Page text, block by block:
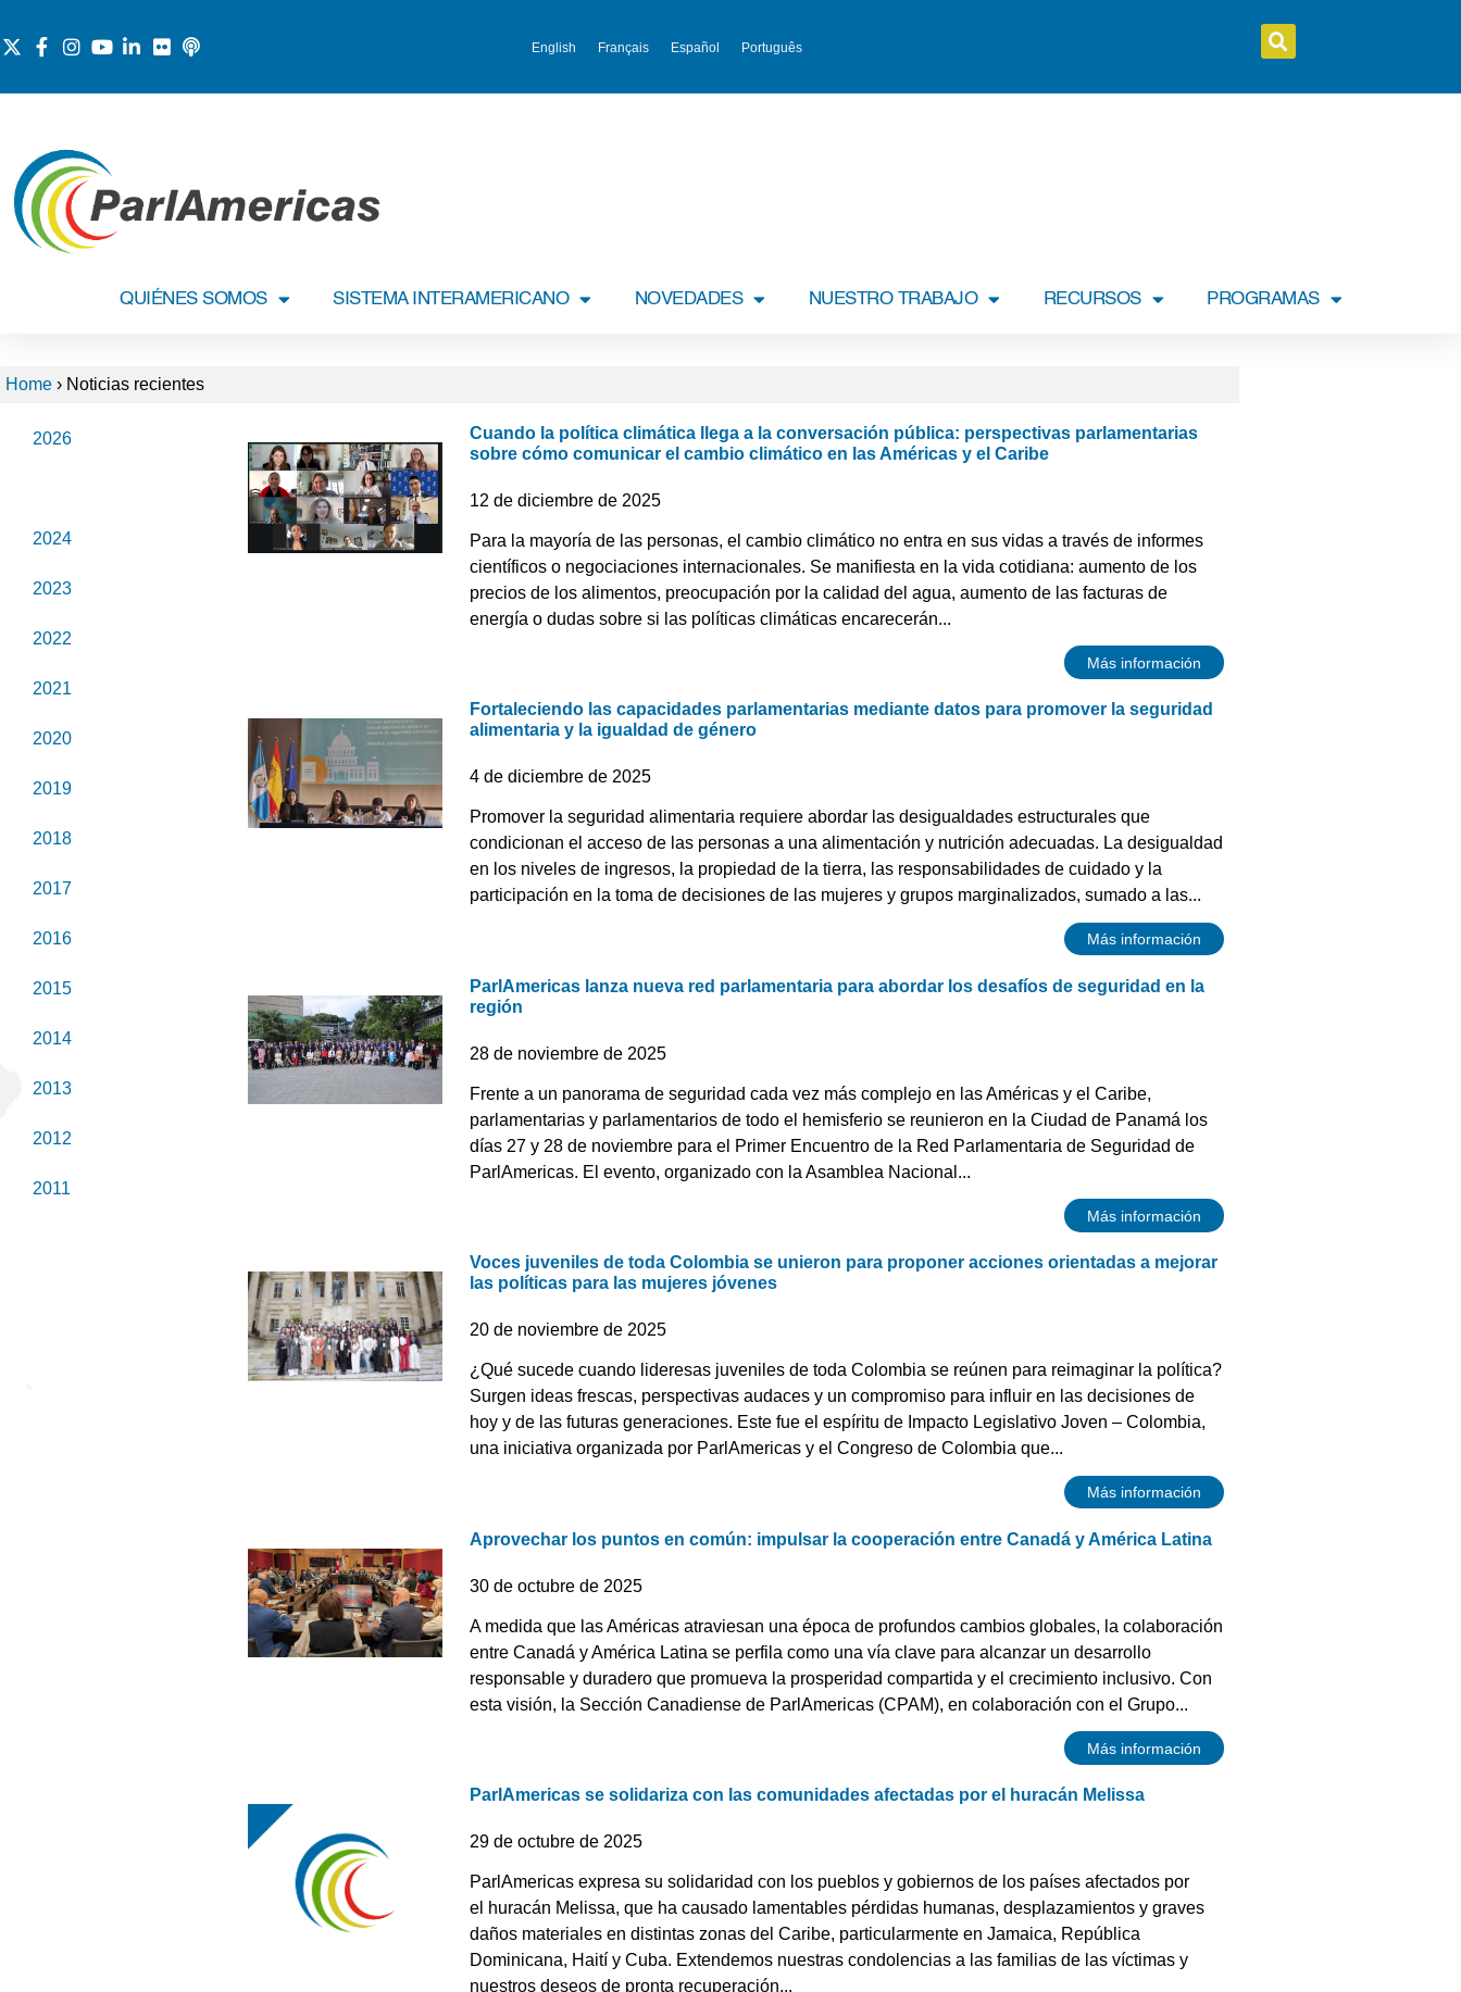
English Français Español Português
QUIÉNES SOMOS SISTEMA INTERAMERICANO NOVEDADES NUESTRO TRABAJO RECURSOS PROGRAMAS
Home › Noticias recientes
2026
2024
2023
2022
2021
2020
2019
2018
2017
2016
2015
2014
2013
2012
2011
Cuando la política climática llega a la conversación pública: perspectivas parlamentarias
sobre cómo comunicar el cambio climático en las Américas y el Caribe
12 de diciembre de 2025
Para la mayoría de las personas, el cambio climático no entra en sus vidas a través de informes
científicos o negociaciones internacionales. Se manifiesta en la vida cotidiana: aumento de los
precios de los alimentos, preocupación por la calidad del agua, aumento de las facturas de
energía o dudas sobre si las políticas climáticas encarecerán...
Más información
Fortaleciendo las capacidades parlamentarias mediante datos para promover la seguridad
alimentaria y la igualdad de género
4 de diciembre de 2025
Promover la seguridad alimentaria requiere abordar las desigualdades estructurales que
condicionan el acceso de las personas a una alimentación y nutrición adecuadas. La desigualdad
en los niveles de ingresos, la propiedad de la tierra, las responsabilidades de cuidado y la
participación en la toma de decisiones de las mujeres y grupos marginalizados, sumado a las...
Más información
ParlAmericas lanza nueva red parlamentaria para abordar los desafíos de seguridad en la
región
28 de noviembre de 2025
Frente a un panorama de seguridad cada vez más complejo en las Américas y el Caribe,
parlamentarias y parlamentarios de todo el hemisferio se reunieron en la Ciudad de Panamá los
días 27 y 28 de noviembre para el Primer Encuentro de la Red Parlamentaria de Seguridad de
ParlAmericas. El evento, organizado con la Asamblea Nacional...
Más información
Voces juveniles de toda Colombia se unieron para proponer acciones orientadas a mejorar
las políticas para las mujeres jóvenes
20 de noviembre de 2025
¿Qué sucede cuando lideresas juveniles de toda Colombia se reúnen para reimaginar la política?
Surgen ideas frescas, perspectivas audaces y un compromiso para influir en las decisiones de
hoy y de las futuras generaciones. Este fue el espíritu de Impacto Legislativo Joven – Colombia,
una iniciativa organizada por ParlAmericas y el Congreso de Colombia que...
Más información
Aprovechar los puntos en común: impulsar la cooperación entre Canadá y América Latina
30 de octubre de 2025
A medida que las Américas atraviesan una época de profundos cambios globales, la colaboración
entre Canadá y América Latina se perfila como una vía clave para alcanzar un desarrollo
responsable y duradero que promueva la prosperidad compartida y el crecimiento inclusivo. Con
esta visión, la Sección Canadiense de ParlAmericas (CPAM), en colaboración con el Grupo...
Más información
ParlAmericas se solidariza con las comunidades afectadas por el huracán Melissa
29 de octubre de 2025
ParlAmericas expresa su solidaridad con los pueblos y gobiernos de los países afectados por
el huracán Melissa, que ha causado lamentables pérdidas humanas, desplazamientos y graves
daños materiales en distintas zonas del Caribe, particularmente en Jamaica, República
Dominicana, Haití y Cuba. Extendemos nuestras condolencias a las familias de las víctimas y
nuestros deseos de pronta recuperación...